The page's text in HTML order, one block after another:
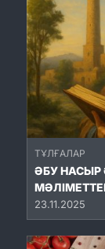
ТҰЛҒАЛАР
ӘБУ
23.11.2025